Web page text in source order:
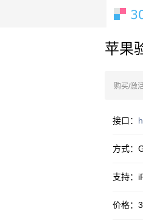
苹果
购买/激
接口：
方式：
支持：
价格：